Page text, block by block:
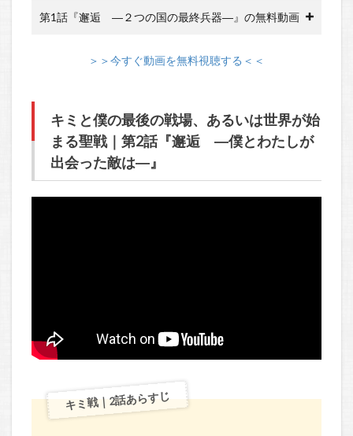
第1話『邂逅 ―２つの国の最終兵器―』の無料動画
＞＞今すぐ動画を無料視聴する＜＜
キミと僕の最後の戦場、あるいは世界が始
まる聖戦｜第2話『邂逅 ―僕とわたしが
出会った敵は―』
キミ戦｜2話あらすじ